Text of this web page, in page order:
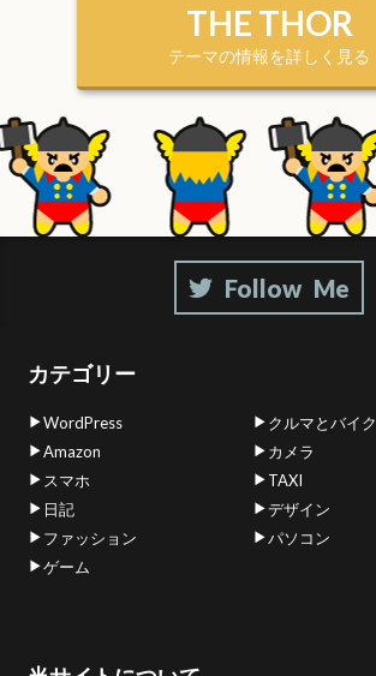
THE THOR
テーマの情報を詳しく見る
カテゴリー
WordPress
クルマとバイク
Amazon
カメラ
スマホ
TAXI
日記
デザイン
ファッション
パソコン
ゲーム